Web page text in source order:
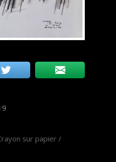
sur papier /